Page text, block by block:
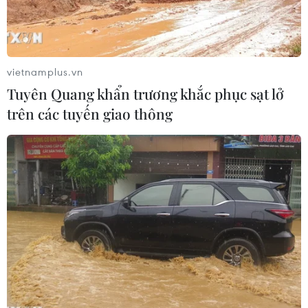
Ảnh chỉ có tính minh họa. (Ảnh: Quách Lắm/TTXVN)
Trong ngày 19/10, hầu khắp các tỉnh Bắc Bộ đều
phổ biến ở trạng thái trời ít mây, không mưa,
trưa chiều có nắng hanh, đêm và sáng sớm se
lạnh.
Khu vực Hà Nội chấm dứt hanh khô, có lúc có
vietnamplus.vn
Tuyên Quang khẩn trương khắc phục sạt lở
trên các tuyến giao thông